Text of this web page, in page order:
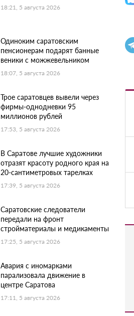
18:21, 5 августа 2026
Одиноким саратовским
пенсионерам подарят банные
веники с можжевельником
18:07, 5 августа 2026
Трое саратовцев вывели через
фирмы-однодневки 95
миллионов рублей
17:53, 5 августа 2026
В Саратове лучшие художники
отразят красоту родного края на
20-сантиметровых тарелках
17:39, 5 августа 2026
Саратовские следователи
передали на фронт
стройматериалы и медикаменты
17:25, 5 августа 2026
Авария с иномарками
парализовала движение в
центре Саратова
17:11, 5 августа 2026